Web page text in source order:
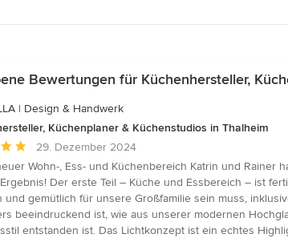
Bewertungen für Küchenhersteller,
| Design & Handwerk
Küchenplaner & Küchenstudios in Thalheim
29. Dezember 2024
Wohn-, Ess- und Küchenbereich Katrin und
Der erste Teil – Küche und Essbereich – ist
und gemütlich für unsere Großfamilie sein muss,
beeindruckend ist, wie aus unserer modernen
entstanden ist. Das Lichtkonzept ist ein echtes